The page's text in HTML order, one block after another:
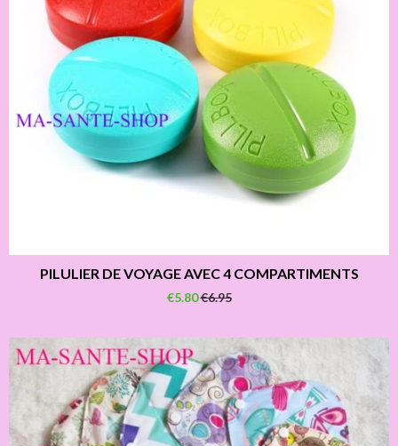
PILULIER DE VOYAGE AVEC 4 COMPARTIMENTS
€5.80€6.95